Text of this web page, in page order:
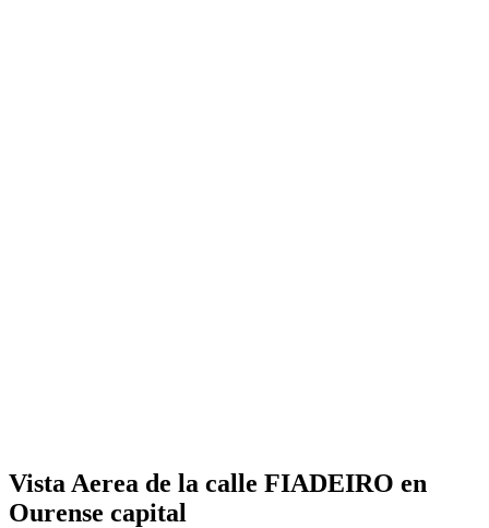
Vista Aerea de la calle FIADEIRO en
Ourense capital